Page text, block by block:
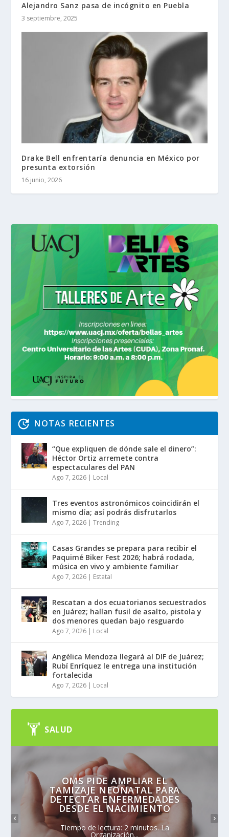
Alejandro Sanz pasa de incógnito en Puebla
3 septiembre, 2025
Drake Bell enfrentaría denuncia en México por
presunta extorsión
16 junio, 2026
NOTAS RECIENTES
“Que expliquen de dónde sale el dinero”:
Héctor Ortiz arremete contra
espectaculares del PAN
Ago 7, 2026 | Local
Tres eventos astronómicos coincidirán el
mismo día; así podrás disfrutarlos
Ago 7, 2026 |Trending
Casas Grandes se prepara para recibir el
Paquimé Biker Fest 2026; habrá rodada,
música en vivo y ambiente familiar
Ago 7, 2026 | Estatal
Rescatan a dos ecuatorianos secuestrados
en Juárez; hallan fusil de asalto, pistola y
dos menores quedan bajo resguardo
Ago 7, 2026 | Local
Angélica Mendoza llegará al DIF de Juárez;
Rubí Enríquez le entrega una institución
fortalecida
Ago 7, 2026 | Local
SALUD
OMS PIDE AMPLIAR EL
TAMIZAJE NEONATAL PARA
DETECTAR ENFERMEDADES
DESDE EL NACIMIENTO
Tiempo de lectura: 2 minutos. La
Organización...